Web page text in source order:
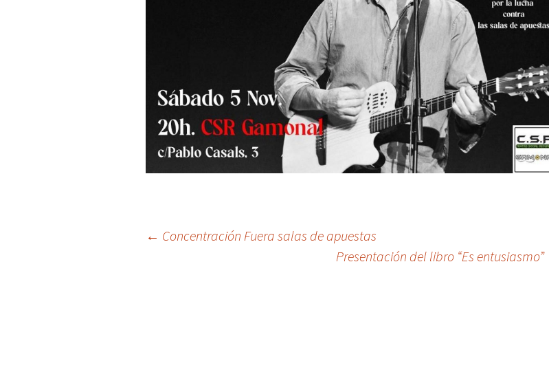
← Concentración Fuera salas de apuestas
Presentación del libro “Es entusiasmo”